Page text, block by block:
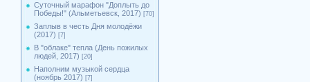
Суточный марафон "Доплыть до
Победы!" (Альметьевск, 2017) [70]
Заплыв в честь Дня молодёжи
(2017) [7]
В "облаке" тепла (День пожилых
людей, 2017) [20]
Наполним музыкой сердца
(ноябрь 2017) [7]